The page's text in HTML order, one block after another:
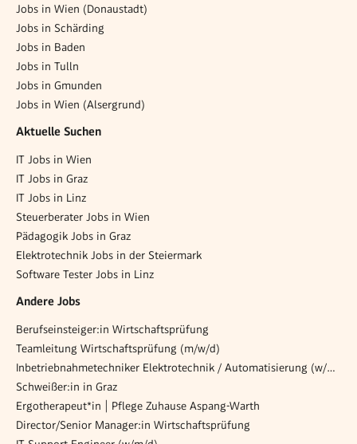
Jobs in Wien (Donaustadt)
Jobs in Schärding
Jobs in Baden
Jobs in Tulln
Jobs in Gmunden
Jobs in Wien (Alsergrund)
Aktuelle Suchen
IT Jobs in Wien
IT Jobs in Graz
IT Jobs in Linz
Steuerberater Jobs in Wien
Pädagogik Jobs in Graz
Elektrotechnik Jobs in der Steiermark
Software Tester Jobs in Linz
Andere Jobs
Berufseinsteiger:in Wirtschaftsprüfung
Teamleitung Wirtschaftsprüfung (m/w/d)
Inbetriebnahmetechniker Elektrotechnik / Automatisierung (w/m/d)
Schweißer:in in Graz
Ergotherapeut*in | Pflege Zuhause Aspang-Warth
Director/Senior Manager:in Wirtschaftsprüfung